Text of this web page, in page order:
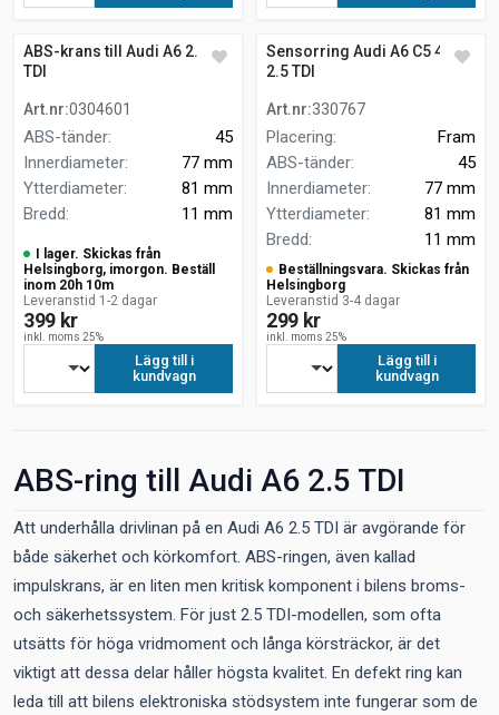
ABS-krans till Audi A6 2.5
TDI
Art.nr:0304601
ABS-tänder:
45
Innerdiameter:
77 mm
Ytterdiameter:
81 mm
Bredd: 11 mm
I lager. Skickas från
Helsingborg, imorgon. Beställ
inom 20h 10m
Leveranstid 1-2 dagar
399 kr
inkl. moms 25%
Lägg till i
kundvagn
Sensorring Audi A6 C5 4B2
2.5 TDI
Art.nr:330767
Placering:
Fram
ABS-tänder:
45
Innerdiameter:
77 mm
Ytterdiameter:
81 mm
Bredd: 11 mm
Beställningsvara. Skickas från
Helsingborg
Leveranstid 3-4 dagar
299 kr
inkl. moms 25%
Lägg till i
kundvagn
ABS-ring till Audi A6 2.5 TDI
Att underhålla drivlinan på en Audi A6 2.5 TDI är avgörande för
både säkerhet och körkomfort. ABS-ringen, även kallad
impulskrans, är en liten men kritisk komponent i bilens broms-
och säkerhetssystem. För just 2.5 TDI-modellen, som ofta
utsätts för höga vridmoment och långa körsträckor, är det
viktigt att dessa delar håller högsta kvalitet. En defekt ring kan
leda till att bilens elektroniska stödsystem inte fungerar som de